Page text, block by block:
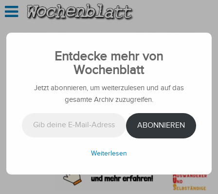
Entdecke mehr von
Wochenblatt
Jetzt abonnieren, um weiterzulesen und auf das
gesamte Archiv zuzugreifen.
ABONNIEREN
Weiterlesen